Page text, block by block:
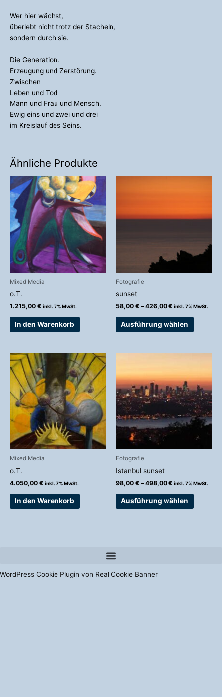
Wer hier wächst,
überlebt nicht trotz der Stacheln,
sondern durch sie.
Die Generation.
Erzeugung und Zerstörung.
Zwischen
Leben und Tod
Mann und Frau und Mensch.
Ewig eins und zwei und drei
im Kreislauf des Seins.
Ähnliche Produkte
Mixed Media
o.T.
1.215,00 € inkl. 7% MwSt.
In den Warenkorb
Fotografie
sunset
58,00 € –426,00 € inkl. 7% MwSt.
Ausführung wählen
mehrere
Optionen
Mixed Media
o.T.
4.050,00 € inkl. 7% MwSt.
In den Warenkorb
Fotografie
Istanbul sunset
98,00 € –498,00 €
498,00 €
inkl. 7% MwSt.
Ausführung wählen
weist
mehrere
auf.
Die
WordPress Cookie Plugin von Real Cookie Banner